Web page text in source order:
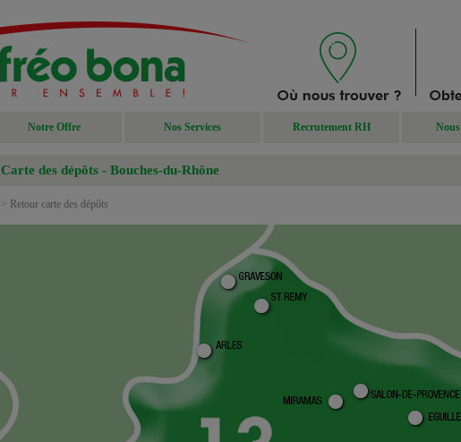
Notre Offre Nos Services Recrutement RH
Carte des dépôts - Bouches-du-Rhône
> Retour carte des dépôts